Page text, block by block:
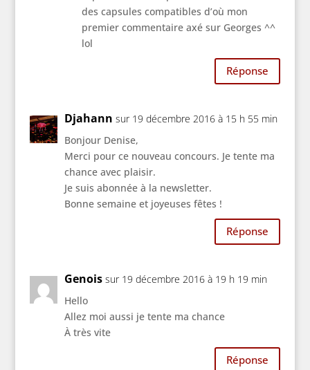
des capsules compatibles d’où mon
premier commentaire axé sur Georges ^^
lol
Réponse
Djahann sur 19 décembre 2016 à 15 h 55 min
Bonjour Denise,
Merci pour ce nouveau concours. Je tente ma
chance avec plaisir.
Je suis abonnée à la newsletter.
Bonne semaine et joyeuses fêtes !
Réponse
Genois sur 19 décembre 2016 à 19 h 19 min
Hello
Allez moi aussi je tente ma chance
À très vite
Réponse